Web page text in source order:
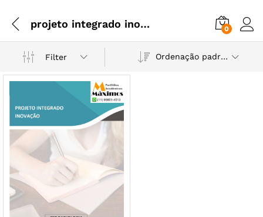
projeto integrado inovaçao radiologia 0
Filter Ordenação padrão